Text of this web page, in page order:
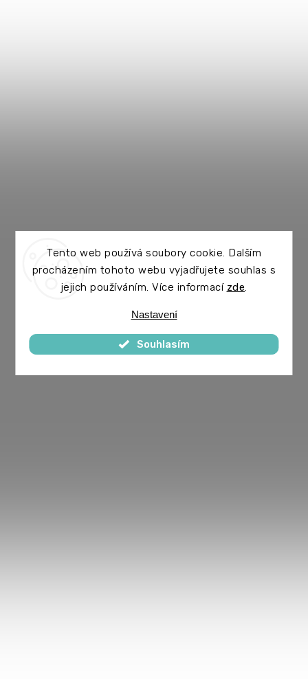
Tento web používá soubory cookie. Dalším
procházením tohoto webu vyjadřujete souhlas s
jejich používáním. Více informací zde.
Nastavení
Souhlasím